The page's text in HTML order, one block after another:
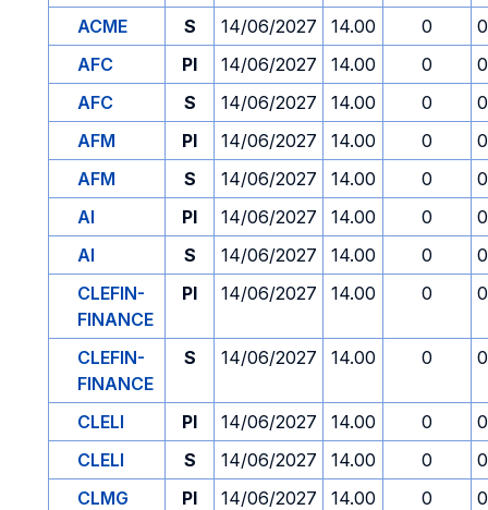
ACME
S 14/06/2027 14.00 0
AFC
PI 14/06/2027 14.00 0
AFC
S 14/06/2027 14.00 0
AFM
PI 14/06/2027 14.00 0
AFM
S 14/06/2027 14.00 0
AI
PI 14/06/2027 14.00 0
AI
S 14/06/2027 14.00 0
CLEFIN-
FINANCE
PI 14/06/2027 14.00 0
CLEFIN-
FINANCE
S 14/06/2027 14.00 0
CLELI PI 14/06/2027 14.00 0
CLELI
S 14/06/2027 14.00 0
CLMG
PI 14/06/2027 14.00 0